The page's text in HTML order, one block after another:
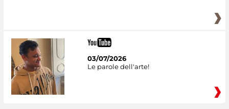
03/07/2026
Le parole dell'arte!